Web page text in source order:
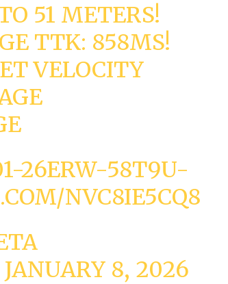
51 METERS!
TTK: 858MS!
VELOCITY
26ERW-58T9U-
NVC8IE5CQ8
JANUARY 8, 2026